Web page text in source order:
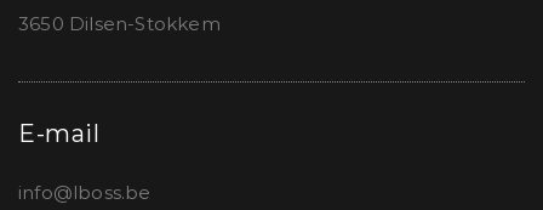
3650 Dilsen-Stokkem
E-mail
info@lboss.be